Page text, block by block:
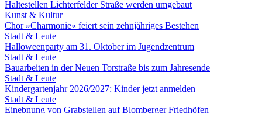
Haltestellen Lichterfelder Straße werden umgebaut
Kunst & Kultur
Chor »Charmonie« feiert sein zehnjähriges Bestehen
Stadt & Leute
Halloweenparty am 31. Oktober im Jugendzentrum
Stadt & Leute
Bauarbeiten in der Neuen Torstraße bis zum Jahresende
Stadt & Leute
Kindergartenjahr 2026/2027: Kinder jetzt anmelden
Stadt & Leute
Einebnung von Grabstellen auf Blomberger Friedhöfen